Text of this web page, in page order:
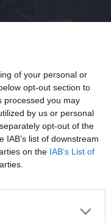
of your personal or
opt-out section to
processed you may
by us or personal
opt-out of the
list of downstream
on the IAB’s List of
en el